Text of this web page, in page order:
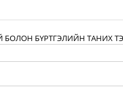
БҮРТГЭЛИЙН ТАНИХ